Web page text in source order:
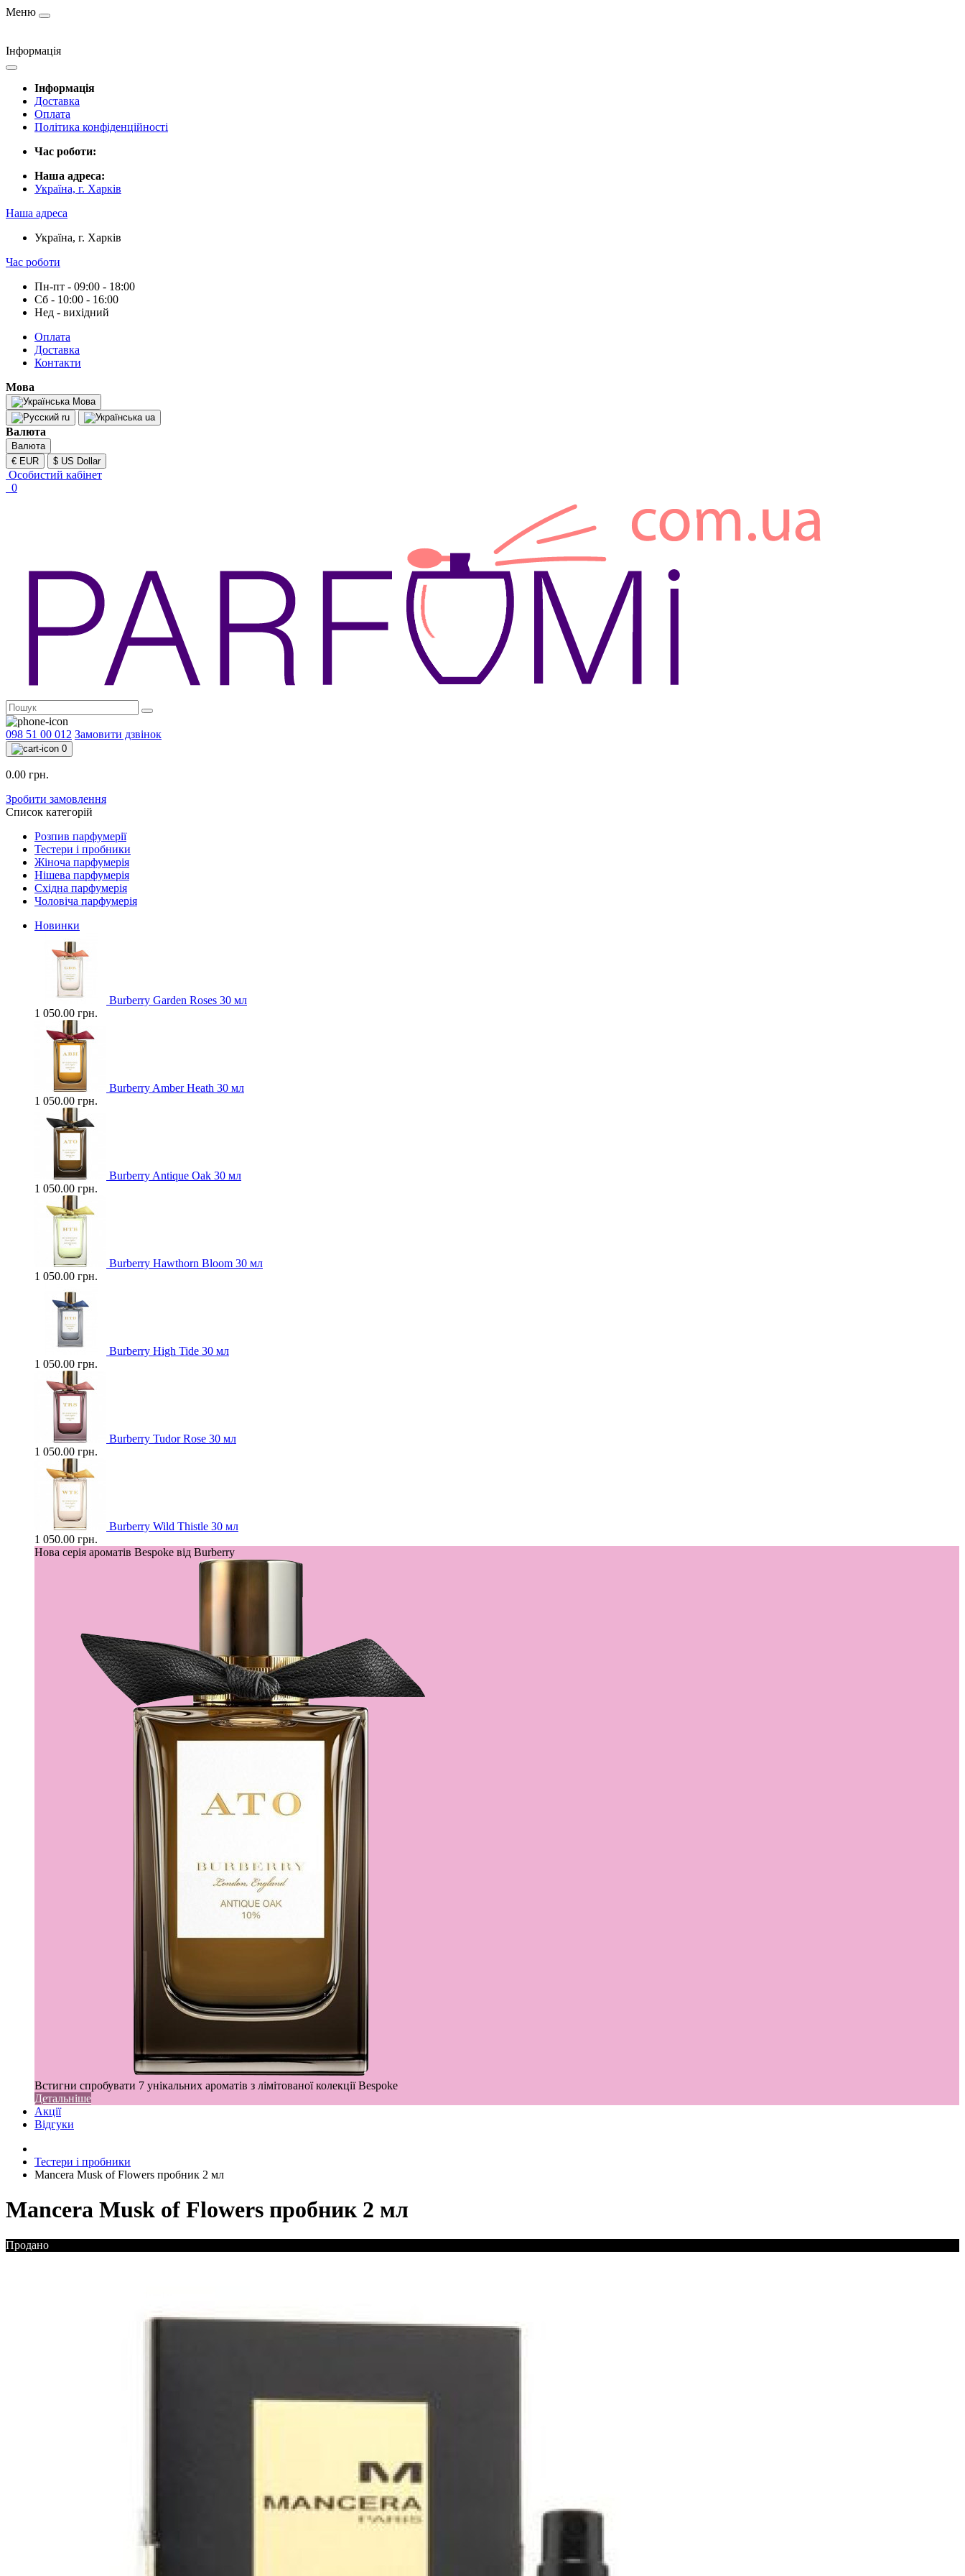
Меню
Інформація
Інформація
Доставка
Оплата
Політика конфіденційності
Час роботи:
Наша адреса:
Україна, г. Харків
Наша адреса
Україна, г. Харків
Час роботи
Пн-пт - 09:00 - 18:00
Сб - 10:00 - 16:00
Нед - вихідний
Оплата
Доставка
Контакти
Мова
Мова
ru
ua
Валюта
Валюта
€ EUR
$ US Dollar
Особистий кабінет
0
098 51 00 012 Замовити дзвінок
0
0.00 грн.
Зробити замовлення
Список категорій
Розпив парфумерії
Тестери і пробники
Жіноча парфумерія
Нішева парфумерія
Східна парфумерія
Чоловіча парфумерія
Новинки
Burberry Garden Roses 30 мл
1 050.00 грн.
Burberry Amber Heath 30 мл
1 050.00 грн.
Burberry Antique Oak 30 мл
1 050.00 грн.
Burberry Hawthorn Bloom 30 мл
1 050.00 грн.
Burberry High Tide 30 мл
1 050.00 грн.
Burberry Tudor Rose 30 мл
1 050.00 грн.
Burberry Wild Thistle 30 мл
1 050.00 грн.
Нова серія ароматів Bespoke від Burberry
Встигни спробувати 7 унікальних ароматів з лімітованої колекції Bespoke
Детальніше
Акції
Відгуки
Тестери і пробники
Mancera Musk of Flowers пробник 2 мл
Mancera Musk of Flowers пробник 2 мл
Продано